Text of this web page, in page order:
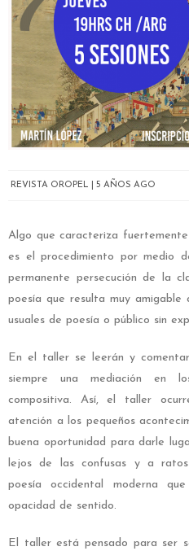
REVISTA OROPEL 5 AÑOS AGO
Algo que caracteriza
es el procedimiento por medio
permanente persecución de la
poesía que resulta muy
usuales de poesía o público sin
En el taller se leerán y
siempre una mediación en
compositiva. Así, el taller
atención a los pequeños
buena oportunidad para darle
lejos de las confusas y a
poesía occidental moderna
opacidad de sentido.
El taller está pensado para ser